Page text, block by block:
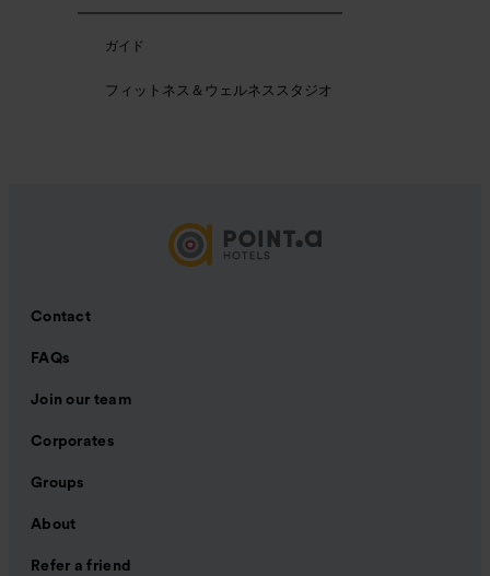
ガイド
フィットネス＆ウェルネススタジオ
Contact
FAQs
Join our team
Corporates
Groups
About
Refer a friend